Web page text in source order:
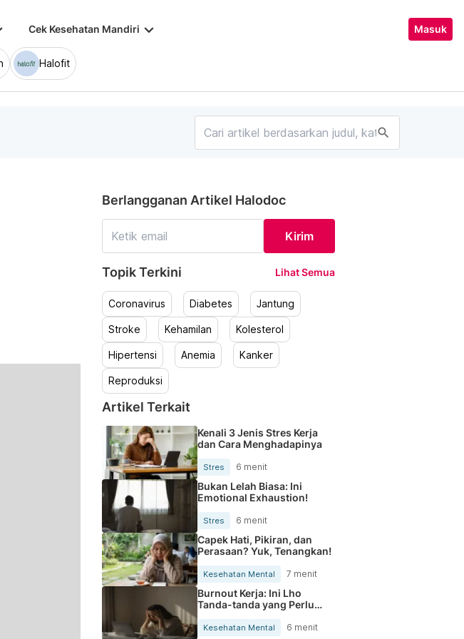
Cek Kesehatan Mandiri keyboard_arrow_down Masuk
Halofit
search
Berlangganan Artikel Halodoc
Kirim
Topik Terkini Lihat Semua
Coronavirus Diabetes Jantung
Stroke Kehamilan Kolesterol
Hipertensi Anemia Kanker
Reproduksi
Artikel Terkait
Kenali 3 Jenis Stres Kerja
dan Cara Menghadapinya
Stres 6 menit
Bukan Lelah Biasa: Ini
Emotional Exhaustion!
Stres 6 menit
Capek Hati, Pikiran, dan
Perasaan? Yuk, Tenangkan!
Kesehatan Mental 7 menit
Burnout Kerja: Ini Lho
Tanda-tanda yang Perlu
Kesehatan Mental 6 menit